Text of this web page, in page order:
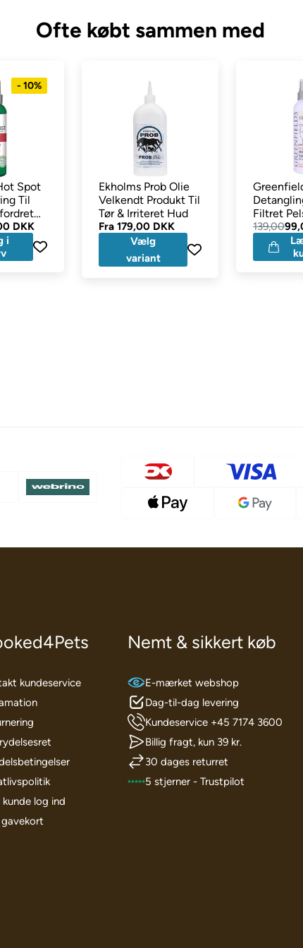
Ofte købt sammen med
- 10%
Spot
Til
DKK
i
Ekholms Prob Olie
Velkendt Produkt Til
Tør & Irriteret Hud
Fra179,00 DKK
Vælg
variant
Filtret
139,00
kundeservice
kunde log ind
Nemt & sikkert køb
E-mærket webshop
Dag-til-dag levering
Kundeservice +45 7174 3600
Billig fragt, kun 39 kr.
30 dages returret
5 stjerner - Trustpilot